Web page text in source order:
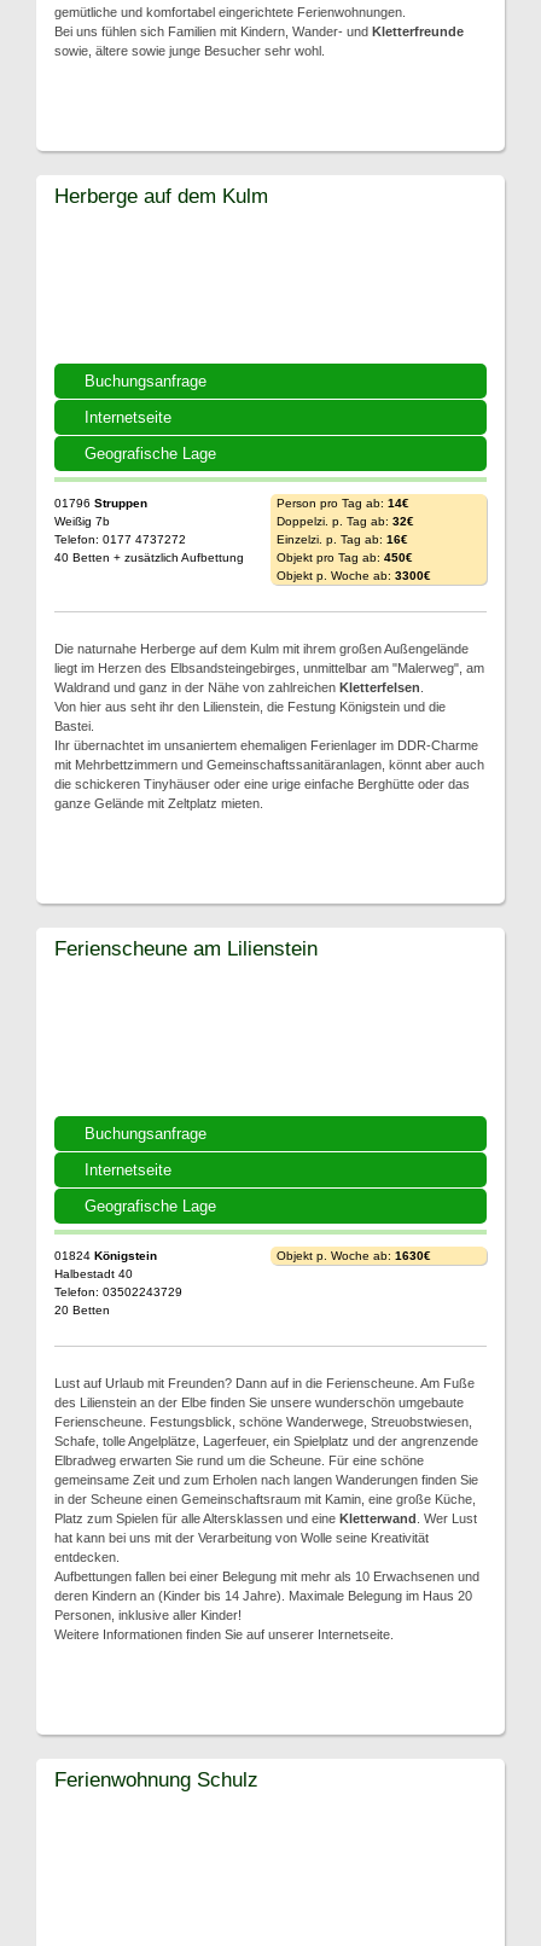
gemütliche und komfortabel eingerichtete Ferienwohnungen.
Bei uns fühlen sich Familien mit Kindern, Wander- und Kletterfreunde
sowie, ältere sowie junge Besucher sehr wohl.
Buchungsanfrage
Internetseite
Geografische Lage
Herberge auf dem Kulm
01796 Struppen
Weißig 7b
Telefon: 0177 4737272
40 Betten + zusätzlich Aufbettung
Person pro Tag ab: 14€
Doppelzi. p. Tag ab: 32€
Einzelzi. p. Tag ab: 16€
Objekt pro Tag ab: 450€
Objekt p. Woche ab: 3300€
Die naturnahe Herberge auf dem Kulm mit ihrem großen Außengelände
liegt im Herzen des Elbsandsteingebirges, unmittelbar am "Malerweg", am
Waldrand und ganz in der Nähe von zahlreichen Kletterfelsen
Von hier aus seht ihr den Lilienstein, die Festung Königstein und die
Bastei.
Ihr übernachtet im unsaniertem ehemaligen Ferienlager im DDR-Charme
mit Mehrbettzimmern und Gemeinschaftssanitäranlagen, könnt aber auch
die schickeren Tinyhäuser oder eine urige einfache Berghütte oder das
ganze Gelände mit Zeltplatz mieten.
Buchungsanfrage
Internetseite
Geografische Lage
Ferienscheune am Lilienstein
01824 Königstein
Halbestadt 40
Telefon: 03502243729
20 Betten
Objekt p. Woche ab: 1630€
Lust auf Urlaub mit Freunden? Dann auf in die Ferienscheune. Am Fuße
des Lilienstein an der Elbe finden Sie unsere wunderschön umgebaute
Ferienscheune. Festungsblick, schöne Wanderwege, Streuobstwiesen,
Schafe, tolle Angelplätze, Lagerfeuer, ein Spielplatz und der angrenzende
Elbradweg erwarten Sie rund um die Scheune. Für eine schöne
gemeinsame Zeit und zum Erholen nach langen Wanderungen finden Sie
in der Scheune einen Gemeinschaftsraum mit Kamin, eine große Küche,
Platz zum Spielen für alle Altersklassen und eine Kletterwand . Wer Lust
hat kann bei uns mit der Verarbeitung von Wolle seine Kreativität
entdecken.
Aufbettungen fallen bei einer Belegung mit mehr als 10 Erwachsenen und
deren Kindern an (Kinder bis 14 Jahre). Maximale Belegung im Haus 20
Personen, inklusive aller Kinder!
Weitere Informationen finden Sie auf unserer Internetseite.
Ferienwohnung Schulz